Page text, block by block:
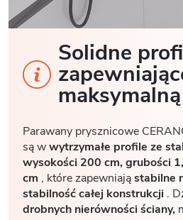
Solidne
Parawany prysznicowe
są wwytrzymałe profile ze
wysokości 200 cm, grubości
cm , które zapewniająstabilne
stabilność całej konstrukcji .
drobnych nierówności ściany,